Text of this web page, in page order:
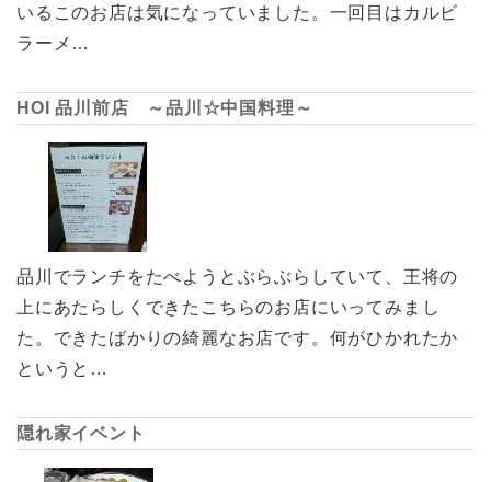
いるこのお店は気になっていました。一回目はカルビ
ラーメ…
HOI 品川前店 ～品川☆中国料理～
品川でランチをたべようとぶらぶらしていて、王将の
上にあたらしくできたこちらのお店にいってみまし
た。できたばかりの綺麗なお店です。何がひかれたか
というと…
隠れ家イベント